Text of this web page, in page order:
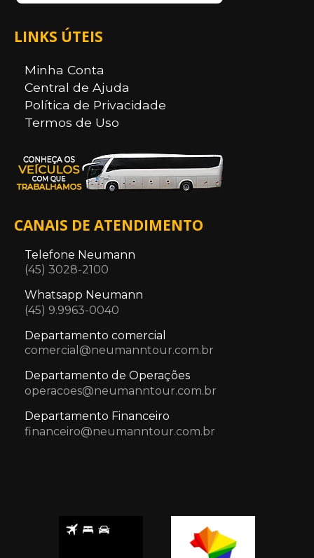
LINKS ÚTEIS
Minha Conta
Central de Ajuda
Política de Privacidade
Termos de Uso
CANAIS DE ATENDIMENTO
Telefone Neumann
(45) 3028-2100
Whatsapp Neumann
(45) 9.9963-0040
Departamento comercial
comercial@neumanntour.com.br
Departamento de Operações
operacoes@neumanntour.com.br
Departamento Financeiro
financeiro@neumanntour.com.br